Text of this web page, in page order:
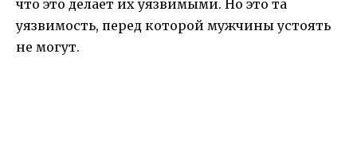
что это делает их уязвимыми. Но это та
уязвимость, перед которой мужчины устоять
не могут.